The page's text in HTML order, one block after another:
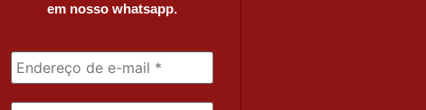
em nosso whatsapp.